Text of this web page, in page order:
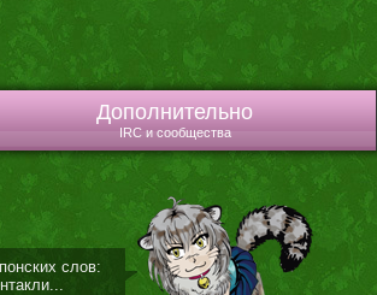
Дополнительно
IRC и сообщества
слов: